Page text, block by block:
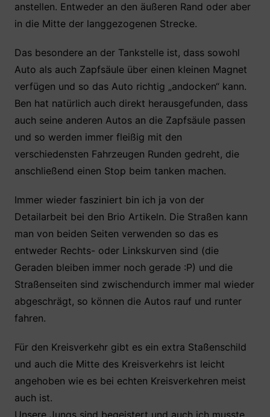
anstellen. Entweder an den äußeren Rand oder aber
in die Mitte der langgezogenen Strecke.
Das besondere an der Tankstelle ist, dass sowohl
Auto als auch Zapfsäule über einen kleinen Magnet
verfügen und so das Auto richtig „andocken“ kann.
Ben hat natürlich auch direkt herausgefunden, dass
auch seine anderen Autos an die Zapfsäule passen
und so werden immer fleißig mit den
verschiedensten Fahrzeugen Runden gedreht, die
anschließend einen Stop beim tanken machen.
Immer wieder fasziniert bin ich ja von der
Detailarbeit bei den Brio Artikeln. Die Straßen kann
man von beiden Seiten verwenden so das es
entweder Rechts- oder Linkskurven sind (die
Geraden bleiben immer noch gerade :P) und die
Straßenseiten sind zwischendurch immer mal wieder
abgeschrägt, so können die Autos rauf und runter
fahren.
Für den Kreisverkehr gibt es ein extra Staßenschild
und auch die Mitte des Kreisverkehrs ist leicht
angehoben wie es bei echten Kreisverkehren meist
auch ist.